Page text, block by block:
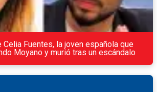
Celia Fuentes, la joven española que
Moyano y murió tras un escándalo